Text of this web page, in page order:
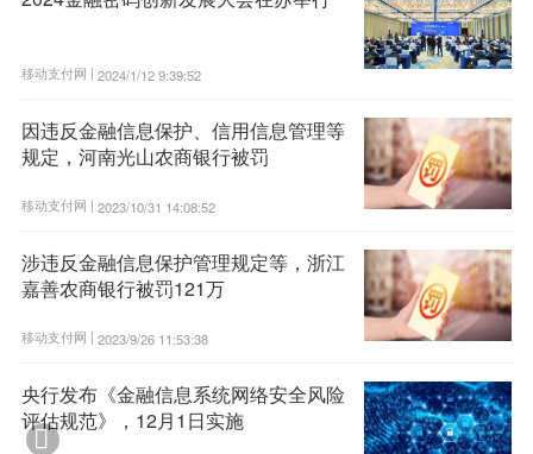
移动支付网 | 2024/1/12 9:39:52
因违反金融信息保护、信用信息管理等
规定，河南光山农商银行被罚
移动支付网 | 2023/10/31 14:08:52
涉违反金融信息保护管理规定等，浙江
嘉善农商银行被罚121万
移动支付网 | 2023/9/26 11:53:38
央行发布《金融信息系统网络安全风险
评估规范》，12月1日实施
